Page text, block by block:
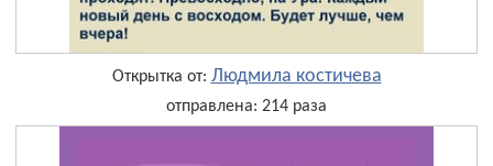
Открытка от: Людмила костичева
отправлена: 214 раза